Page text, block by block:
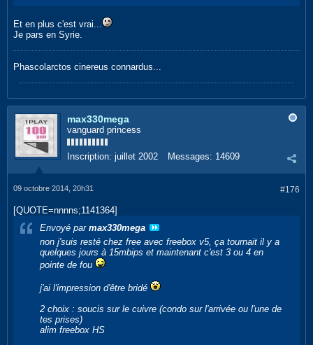
Et en plus c'est vrai...
Je pars en Syrie.
Phascolarctos cinereus connardus...
max330mega
vanguard princess
Inscription: juillet 2002 Messages: 14609
#176
09 octobre 2014, 20h31
[QUOTE=nnnns;1141364]
Envoyé par max330mega
non j'suis resté chez free avec freebox v5, ça tournait il y a
quelques jours à 15mbips et maintenant c'est 3 ou 4 en
pointe de fou
j'ai l'impression d'être bridé
2 choix : soucis sur le cuivre (condo sur l'arrivée ou l'une de
tes prises)
alim freebox HS